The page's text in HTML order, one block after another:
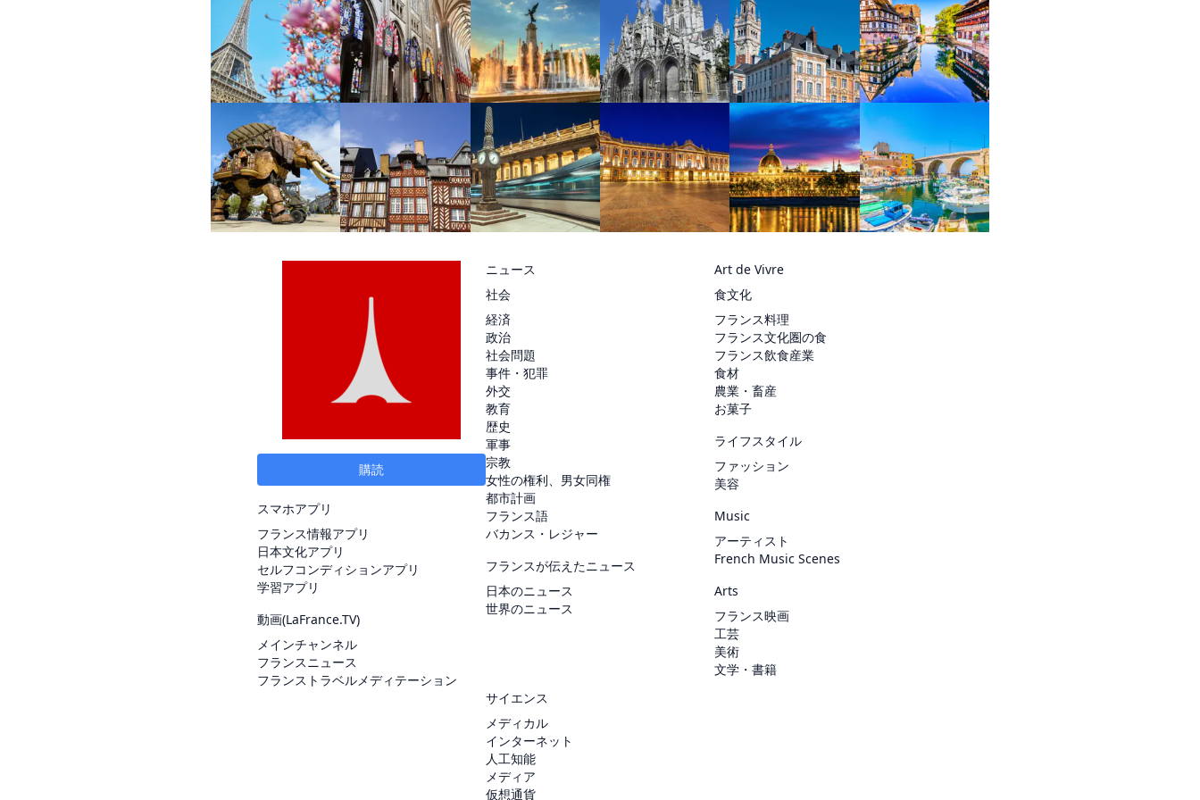
購読
スマホアプリ
フランス情報アプリ
日本文化アプリ
セルフコンディションアプリ
学習アプリ
動画(LaFrance.TV)
メインチャンネル
フランスニュース
フランストラベルメディテーション
ニュース
社会
経済
政治
社会問題
事件・犯罪
外交
教育
歴史
軍事
宗教
女性の権利、男女同権
都市計画
フランス語
バカンス・レジャー
フランスが伝えたニュース
日本のニュース
世界のニュース
Art de Vivre
食文化
フランス料理
フランス文化圏の食
フランス飲食産業
食材
農業・畜産
お菓子
ライフスタイル
ファッション
美容
Music
アーティスト
French Music Scenes
Arts
フランス映画
工芸
美術
文学・書籍
サイエンス
メディカル
インターネット
人工知能
メディア
仮想通貨